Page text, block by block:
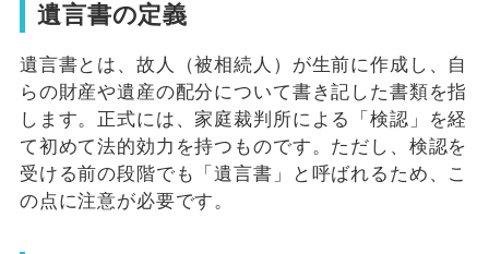
遺言書の定義
遺言書とは、故人（被相続人）が生前に作成し、自
らの財産や遺産の配分について書き記した書類を指
します。正式には、家庭裁判所による「検認」を経
て初めて法的効力を持つものです。ただし、検認を
受ける前の段階でも「遺言書」と呼ばれるため、こ
の点に注意が必要です。